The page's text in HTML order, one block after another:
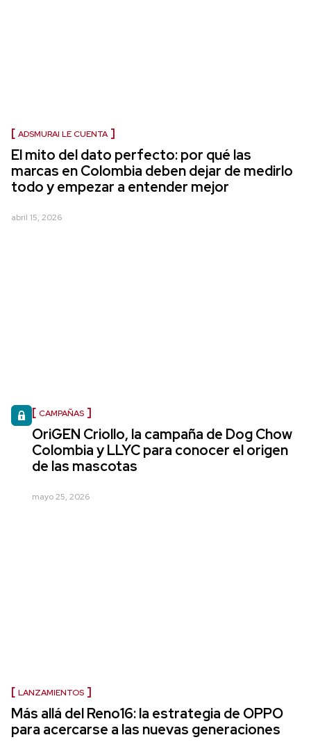
ADSMURAI LE CUENTA
El mito del dato perfecto: por qué las
marcas en Colombia deben dejar de medirlo
todo y empezar a entender mejor
abril 15, 2026
CAMPAÑAS
OriGEN Criollo, la campaña de Dog Chow
Colombia y LLYC para conocer el origen
de las mascotas
mayo 25, 2026
LANZAMIENTOS
Más allá del Reno16: la estrategia de OPPO
para acercarse a las nuevas generaciones